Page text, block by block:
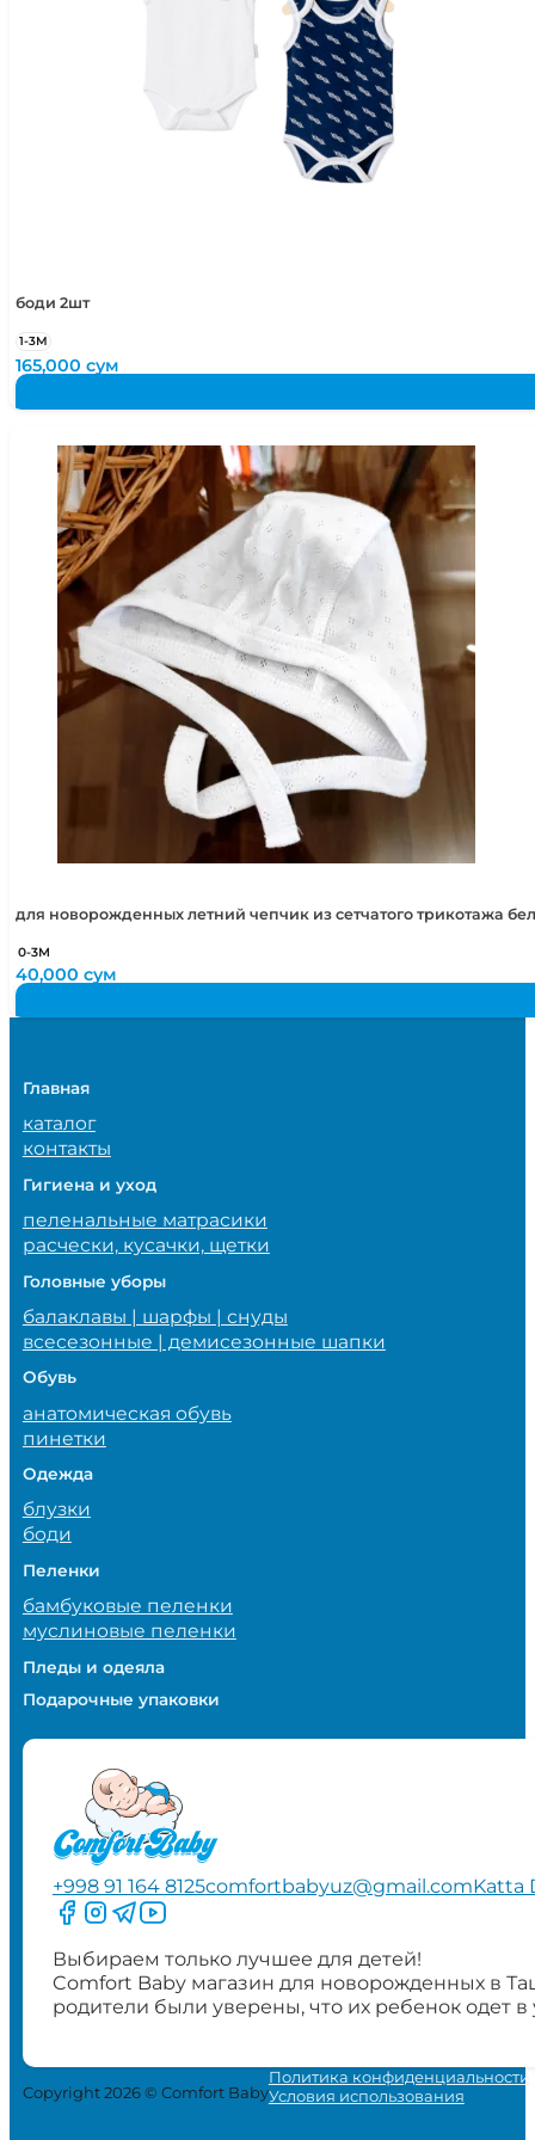
боди 2шт
1-3М
165,000сум
для новорожденных летний чепчик из сетчатого трикотажа
0-3М
40,000сум
Главная
каталог
контакты
Гигиена и уход
пеленальные матрасики
расчески, кусачки, щетки
Головные уборы
балаклавы | шарфы | снуды
всесезонные | демисезонные шапки
Обувь
анатомическая обувь
пинетки
Одежда
блузки
боди
Пеленки
бамбуковые пеленки
муслиновые пеленки
Пледы и одеяла
Подарочные упаковки
+998 91 164 8125comfortbabyuz@gmail.comKatta
Следите за нами на Facebook
Следите за нами в Instagram
Следите за нами в Telegram
Следите за нами в YouTube
Выбираем только лучшее для детей!
Comfort Baby магазин для новорожденных в
родители были уверены, что их ребенок одет
Copyright 2026 © Comfort Baby
Политика конфиденциальности
Условия использования